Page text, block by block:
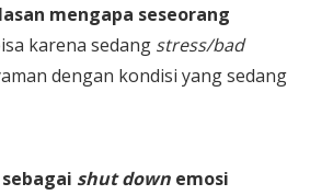
mengapa seseorang
karena sedang stress/bad
dengan kondisi yang sedang
shut down emosi